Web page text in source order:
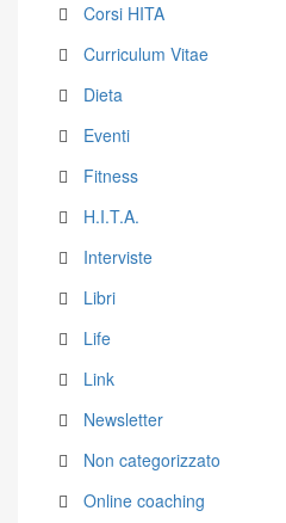
Corsi HITA
Curriculum Vitae
Dieta
Eventi
Fitness
H.I.T.A.
Interviste
Libri
Life
Link
Newsletter
Non categorizzato
Online coaching